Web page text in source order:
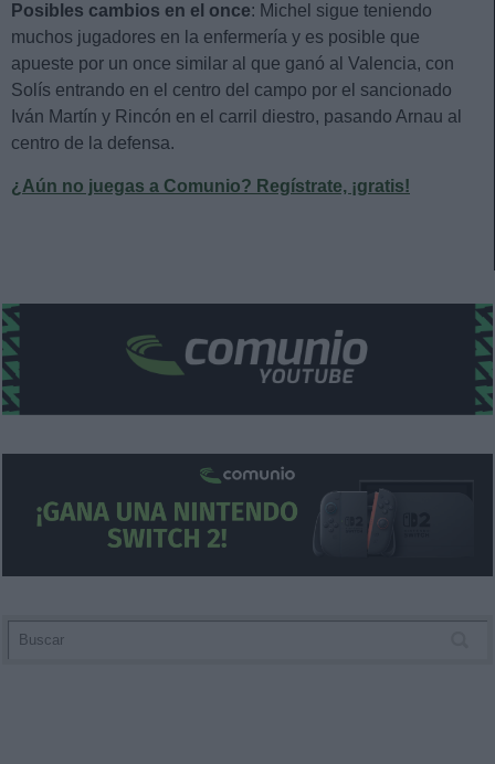
Posibles cambios en el once: Michel sigue teniendo
muchos jugadores en la enfermería y es posible que
apueste por un once similar al que ganó al Valencia, con
Solís entrando en el centro del campo por el sancionado
Iván Martín y Rincón en el carril diestro, pasando Arnau al
centro de la defensa.
¿Aún no juegas a Comunio? Regístrate, ¡gratis!